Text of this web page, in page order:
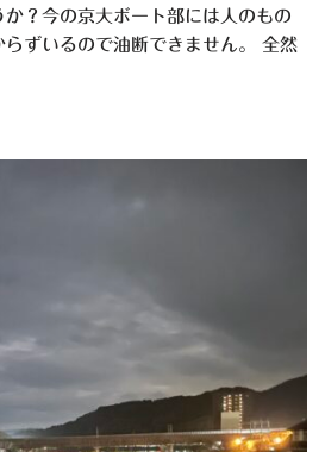
？今の京大ボート部には人のもの
らずいるので油断できません。 全然